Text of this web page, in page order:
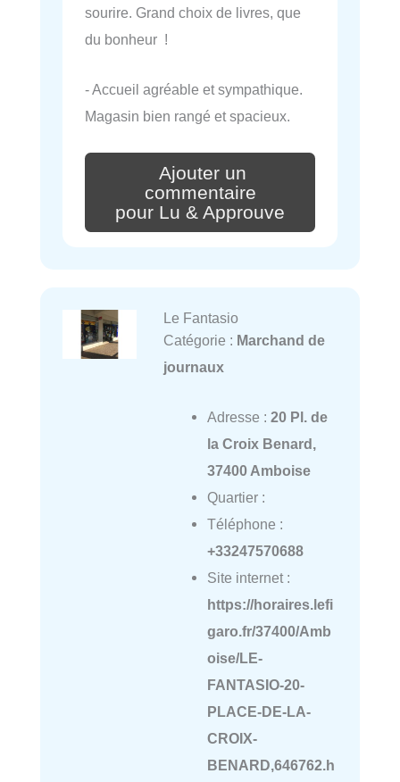
sourire. Grand choix de livres, que
du bonheur !
- Accueil agréable et sympathique.
Magasin bien rangé et spacieux.
Ajouter un
commentaire
pour Lu & Approuve
Le Fantasio
Catégorie : Marchand de
journaux
Adresse : 20 Pl. de
la Croix Benard,
37400 Amboise
Quartier :
Téléphone :
+33247570688
Site internet :
https://horaires.lefi
garo.fr/37400/Amb
oise/LE-
FANTASIO-20-
PLACE-DE-LA-
CROIX-
BENARD,646762.h